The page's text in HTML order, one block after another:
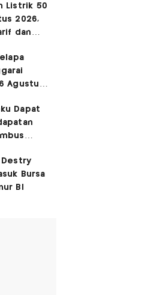
Listrik 50
2026,
dan
Agustus
Dapat
Destry
Bursa
BI